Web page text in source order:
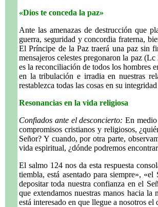
«Dios te conceda la paz»
Ante las amenazas de destrucción que
guerra, seguridad y concordia fraterna,
El Príncipe de la Paz traerá una paz sin
mensajeros celestes pregonaron la paz
es la reconciliación de todos los hombres
en la tribulación e irradia en nuestras
restablezca todas las cosas en su
Resonancias en la vida religiosa
Confiados ante el desconcierto: En medio
compromisos cristianos y religiosos,
Señor? Y cuando, por otra parte,
vida espiritual, ¿dónde podremos
El salmo 124 nos da esta respuesta
tiembla, está asentado para siempre»,
depositar toda nuestra confianza en el
que extendamos nuestras manos hacia
está interesado en que llegue a nosotros el